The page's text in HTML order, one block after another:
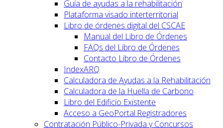
Guía de ayudas a la rehabilitación
Plataforma visado interterritorial
Libro de órdenes digital del CSCAE
Manual del Libro de Órdenes
FAQs del Libro de Órdenes
Contacto Libro de Órdenes
IndexARQ
Calculadora de Ayudas a la Rehabilitación
Calculadora de la Huella de Carbono
Libro del Edificio Existente
Acceso a GeoPortal.Registradores
Contratación Público-Privada y Concursos